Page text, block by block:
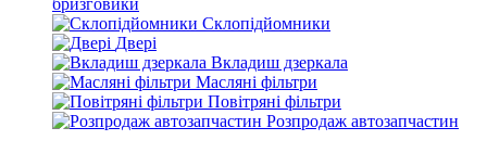
бризговики
Склопідйомники
Двері
Вкладиш дзеркала
Масляні фільтри
Повітряні фільтри
Розпродаж автозапчастин